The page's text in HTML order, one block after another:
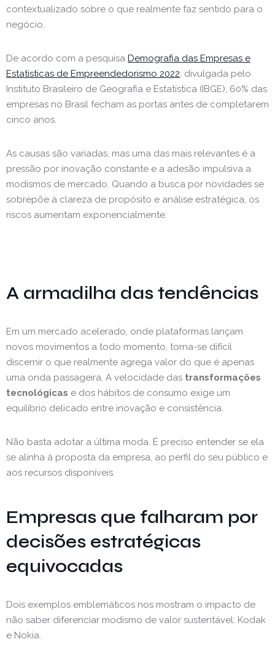
contextualizado sobre o que realmente faz sentido para o
negócio.
De acordo com a pesquisa Demografia das Empresas e
Estatísticas de Empreendedorismo 2022, divulgada pelo
Instituto Brasileiro de Geografia e Estatística (IBGE), 60% das
empresas no Brasil fecham as portas antes de completarem
cinco anos.
As causas são variadas, mas uma das mais relevantes é a
pressão por inovação constante e a adesão impulsiva a
modismos de mercado. Quando a busca por novidades se
sobrepõe à clareza de propósito e análise estratégica, os
riscos aumentam exponencialmente.
A armadilha das tendências
Em um mercado acelerado, onde plataformas lançam
novos movimentos a todo momento, torna-se difícil
discernir o que realmente agrega valor do que é apenas
uma onda passageira. A velocidade das transformações
tecnológicas e dos hábitos de consumo exige um
equilíbrio delicado entre inovação e consistência.
Não basta adotar a última moda. É preciso entender se ela
se alinha à proposta da empresa, ao perfil do seu público e
aos recursos disponíveis.
Empresas que falharam por
decisões estratégicas
equivocadas
Dois exemplos emblemáticos nos mostram o impacto de
não saber diferenciar modismo de valor sustentável: Kodak
e Nokia.